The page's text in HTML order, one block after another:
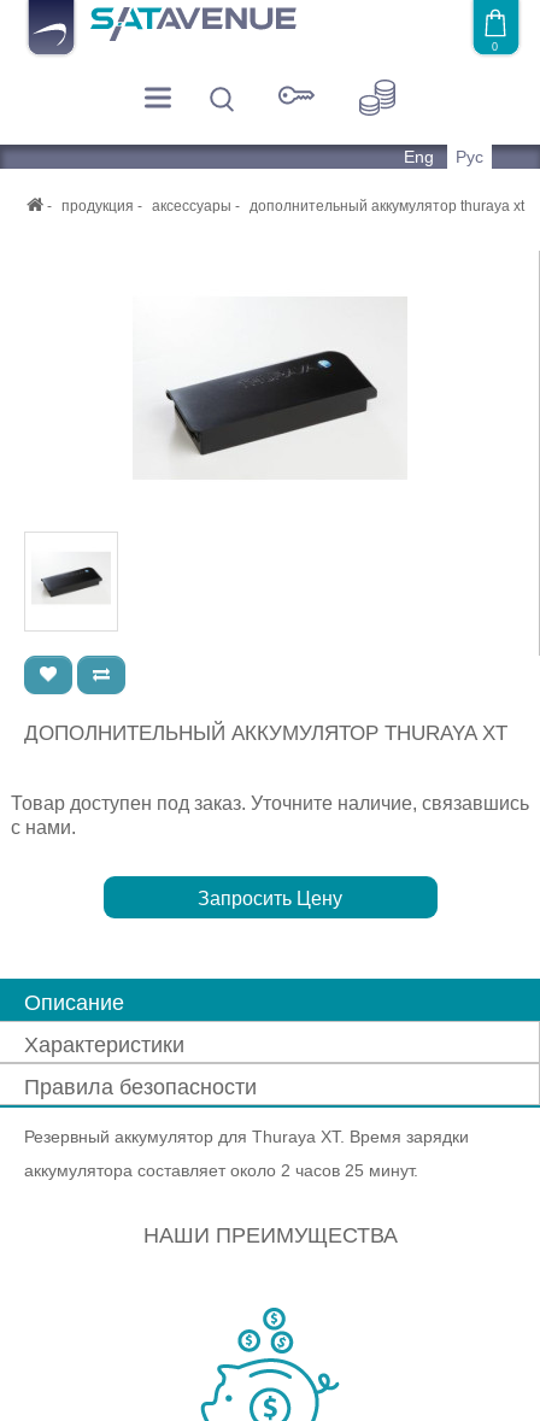
0
Eng Рус
продукция аксессуары дополнительный аккумулятор thuraya xt
ДОПОЛНИТЕЛЬНЫЙ АККУМУЛЯТОР THURAYA XT
Товар доступен под заказ. Уточните наличие, связавшись
с нами.
Запросить Цену
Описание
Характеристики
Правила безопасности
Резервный аккумулятор для Thuraya XT. Время зарядки
аккумулятора составляет около 2 часов 25 минут.
НАШИ ПРЕИМУЩЕСТВА